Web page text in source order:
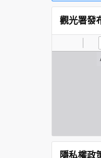
觀光署發
隱私權政